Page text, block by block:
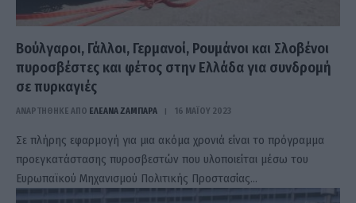
Βούλγαροι, Γάλλοι, Γερμανοί, Ρουμάνοι και Σλοβένοι
πυροσβέστες και φέτος στην Ελλάδα για συνδρομή
σε πυρκαγιές
ΑΝΑΡΤΗΘΗΚΕ ΑΠΟ ΕΛΕΑΝΑ ΖΑΜΠΑΡΑ 16 ΜΑΪ́ΟΥ 2023
Σε πλήρης εφαρμογή για μια ακόμα χρονιά είναι το πρόγραμμα
προεγκατάστασης πυροσβεστών που υλοποιείται μέσω του
Ευρωπαϊκού Μηχανισμού Πολιτικής Προστασίας…